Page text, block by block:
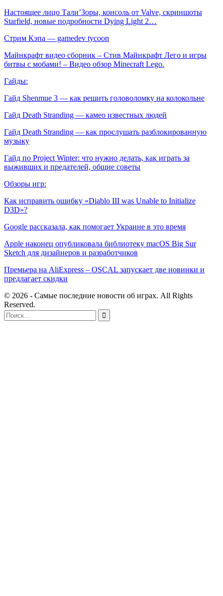
Настоящее лицо Тали’Зоры, консоль от Valve, скриншоты
Starfield, новые подробности Dying Light 2…
Стрим Кэпа — gamedev tycoon
Майнкрафт видео сборник – Стив Майнкрафт Лего и игры
битвы с мобами! – Видео обзор Minecraft Lego.
Гайды:
Гайд Shenmue 3 — как решить головоломку на колокольне
Гайд Death Stranding — камео известных людей
Гайд Death Stranding — как прослушать разблокированную
музыку
Гайд по Project Winter: что нужно делать, как играть за
выживших и предателей, общие советы
Обзоры игр:
Как исправить ошибку «Diablo III was Unable to Initialize
D3D»?
Google рассказала, как помогает Украине в это время
Apple наконец опубликовала библиотеку macOS Big Sur
Sketch для дизайнеров и разработчиков
Премьера на AliExpress – OSCAL запускает две новинки и
предлагает скидки
© 2026 - Самые последние новости об играх. All Rights
Reserved.